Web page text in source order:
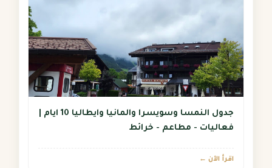
جدول النمسا وسويسرا والمانيا وايطاليا 10 ايام |
فعاليات - مطاعم - خرائط
اقرأ الآن ←